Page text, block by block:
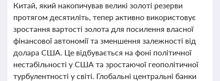
Китай, який накопичував великі золоті резерви
протягом десятиліть, тепер активно використовує
зростання вартості золота для посилення власної
фінансової автономії та зменшення залежності від
долара США. Це відбувається на фоні політичної
нестабільності у США та зростаючої геополітичної
турбулентності у світі. Глобальні центральні банки